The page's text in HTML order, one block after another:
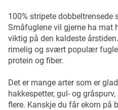
100% stripete
Småfuglene vil gjerne ha mat
viktig på den kaldeste
rimelig og svært populær
protein og fiber.
Det er mange arter som er
hakkespetter, gul- og
flere. Kanskje du får ekorn på